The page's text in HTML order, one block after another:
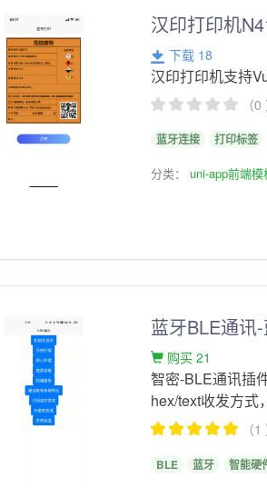
汉印打印机
下载 18
汉印打印机支持
（
蓝牙连接 打印标签
分类：uni-app前端模
蓝牙BLE通讯
购买 21
智密-BLE通讯插
hex/text收发方式
（
BLE 蓝牙 智能硬